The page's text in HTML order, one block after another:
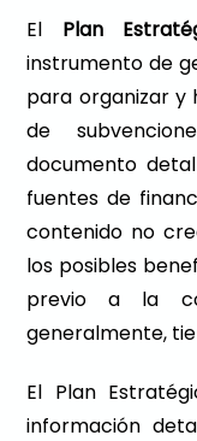
El Plan
instrumento de
para organizar y
de
documento
fuentes de
contenido no
los posibles
previo a la
generalmente,
El Plan
información